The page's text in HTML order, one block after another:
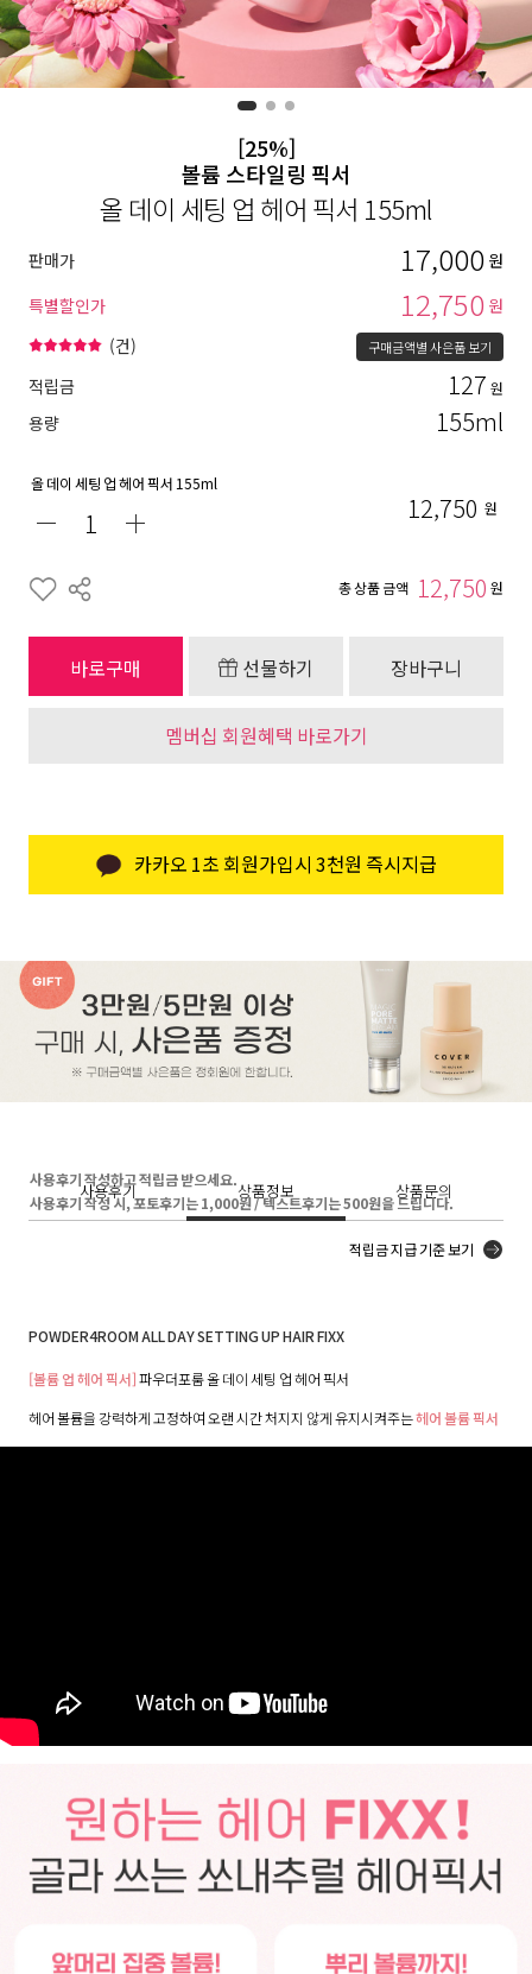
[25%]
볼륨 스타일링 픽서
올 데이 세팅 업 헤어 픽서 155ml
판매가 17,000 원
특별할인가
12,750 원
(건) 구매금액별 사은품 보기
적립금 127 원
용량 155ml
올 데이 세팅 업 헤어 픽서 155ml
12,750 원
총 상품 금액 12,750 원
바로구매 선물하기 장바구니
멤버십 회원혜택 바로가기
카카오 1초 회원가입시 3천원 즉시지급
사용후기 상품정보 상품문의
사용후기 작성하고 적립금 받으세요.
사용후기 작성 시, 포토후기는 1,000원 / 텍스트후기는 500원을 드립니다.
적립금 지급 기준 보기
POWDER4ROOM ALL DAY SETTING UP HAIR FIXX
[볼륨 업 헤어 픽서]파우더포룸 올 데이 세팅 업 헤어 픽서
헤어 볼륨을 강력하게 고정하여 오랜 시간 처지지 않게 유지시켜주는헤어 볼륨 픽서